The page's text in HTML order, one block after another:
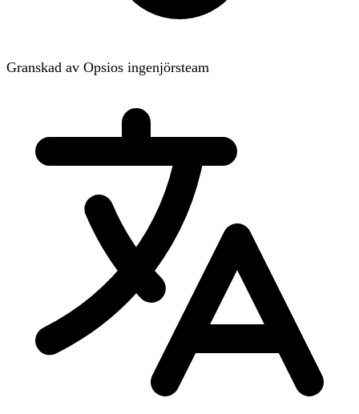
Granskad av Opsios ingenjörsteam